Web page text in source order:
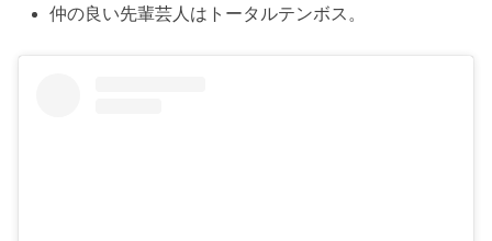
仲の良い先輩芸人はトータルテンボス。